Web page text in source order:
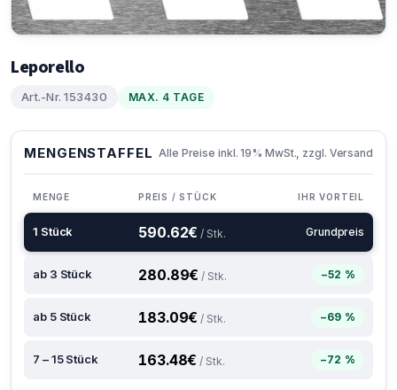
Leporello
Art.-Nr. 153430 MAX. 4 TAGE
MENGENSTAFFEL Alle Preise inkl. 19% MwSt., zzgl. Versand
MENGE PREIS / STÜCK IHR VORTEIL
1 Stück 590.62€ / Stk. Grundpreis
ab 3 Stück 280.89€ / Stk. −52 %
ab 5 Stück 183.09€ / Stk. −69 %
7 – 15 Stück 163.48€ / Stk. −72 %